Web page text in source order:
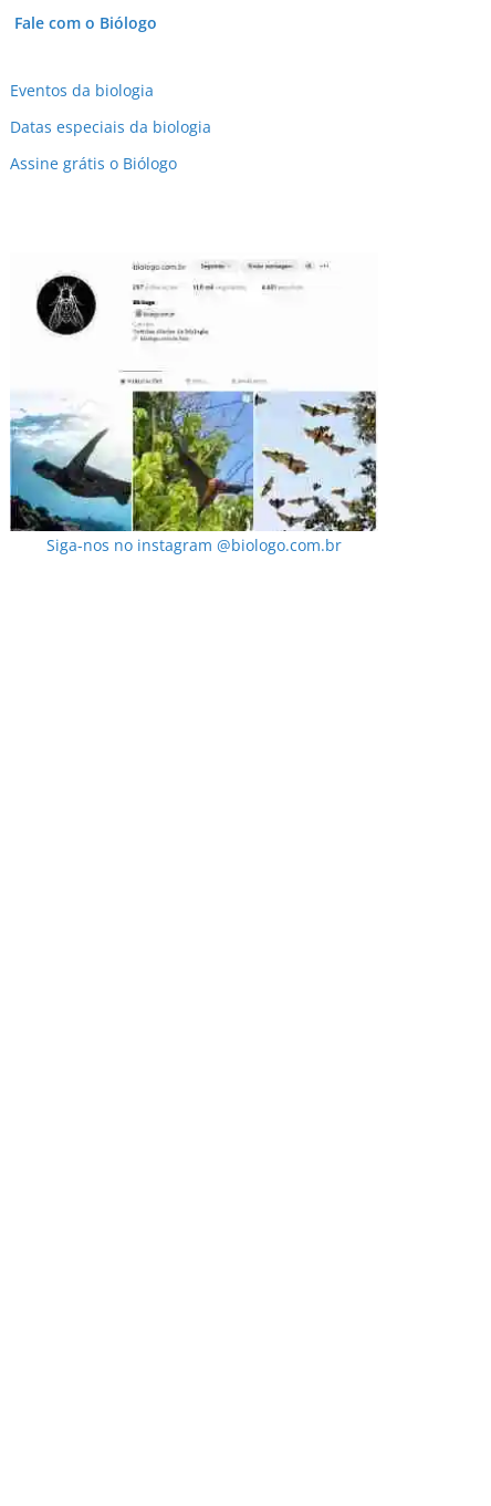
Fale com o Biólogo
Eventos da biologia
Datas especiais da biologia
Assine grátis o Biólogo
Siga-nos no instagram @biologo.com.br